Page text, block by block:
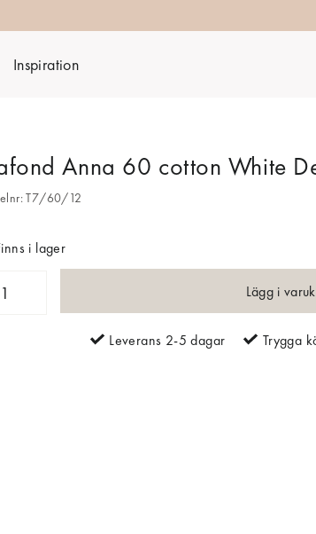
Inspiration
Anna 60 cotton White
T7/60/12
Finns i lager
Lägg i
Leverans 2-5 dagar Trygga